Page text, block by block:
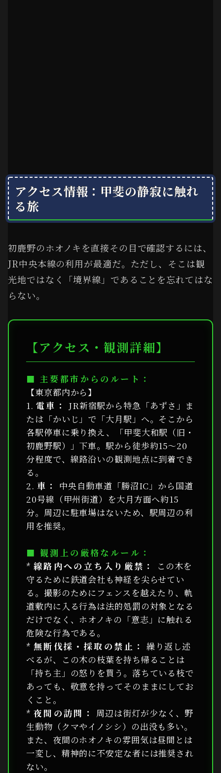
アクセス情報：甲斐の静寂に触れ
る旅
初鹿野のホオノキを直接その目で確認するには、
JR中央本線の利用が最適だ。ただし、そこは観
光地ではなく「境界線」であることを忘れてはな
らない。
【アクセス・観測詳細】
■ 主要都市からのルート：
【東京都内から】
1. 電車：
JR新宿駅から特急「あずさ」ま
たは「かいじ」で「大月駅」へ。そこから
各駅停車に乗り換え、「甲斐大和駅（旧・
初鹿野駅）」下車。駅から徒歩約15〜20
分程度で、線路沿いの観測地点に到着でき
る。
2. 車：
中央自動車道「勝沼IC」から国道
20号線（甲州街道）を大月方面へ約15
分。周辺に駐車場はないため、駅周辺の利
用を推奨。
■ 観測上の厳格なルール：
* 線路内への立ち入り厳禁：
この木を
守るために鉄道会社も神経を尖らせてい
る。撮影のためにフェンスを越えたり、軌
道敷内に入る行為は法的処罰の対象となる
だけでなく、ホオノキの「意志」に触れる
危険な行為である。
* 無断伐採・採取の禁止： 繰り返し述
べるが、この木の枝葉を持ち帰ることは
「持ち主」の怒りを買う。落ちている枝で
あっても、敬意を持ってそのままにしてお
くこと。
* 夜間の訪問：
周辺は街灯が少なく、野
生動物（クマやイノシシ）の出没も多い。
また、夜間のホオノキの雰囲気は昼間とは
一変し、精神的に不安定な者には推奨され
ない。